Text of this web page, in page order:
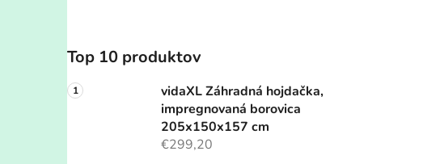
Top 10 produktov
vidaXL Záhradná hojdačka,
impregnovaná borovica
205x150x157 cm
€299,20